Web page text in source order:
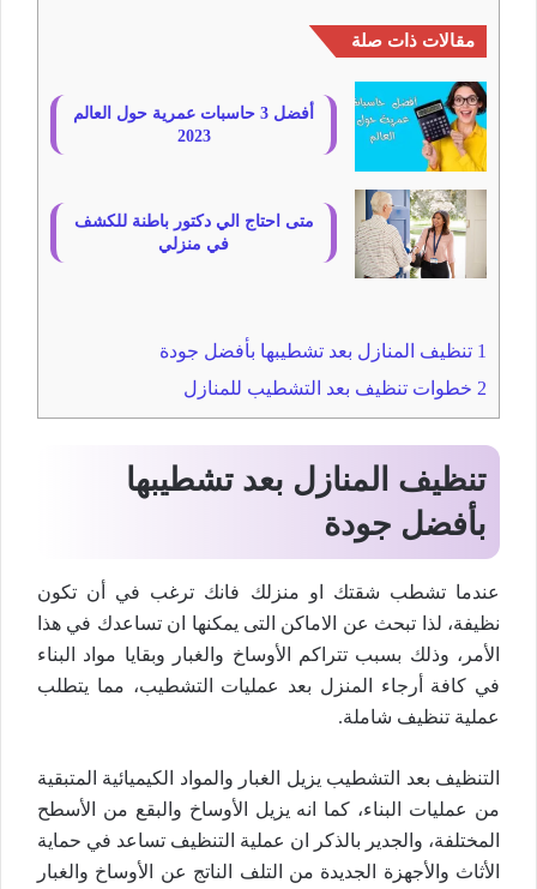
مقالات ذات صلة
أفضل 3 حاسبات عمرية حول العالم
2023
متى احتاج الي دكتور باطنة للكشف
في منزلي
1 تنظيف المنازل بعد تشطيبها بأفضل جودة
2 خطوات تنظيف بعد التشطيب للمنازل
تنظيف المنازل بعد تشطيبها
بأفضل جودة
عندما تشطب شقتك او منزلك فانك ترغب في أن تكون
نظيفة، لذا تبحث عن الاماكن التى يمكنها ان تساعدك في هذا
الأمر، وذلك بسبب تتراكم الأوساخ والغبار وبقايا مواد البناء
في كافة أرجاء المنزل بعد عمليات التشطيب، مما يتطلب
عملية تنظيف شاملة.
التنظيف بعد التشطيب يزيل الغبار والمواد الكيميائية المتبقية
من عمليات البناء، كما انه يزيل الأوساخ والبقع من الأسطح
المختلفة، والجدير بالذكر ان عملية التنظيف تساعد في حماية
الأثاث والأجهزة الجديدة من التلف الناتج عن الأوساخ والغبار